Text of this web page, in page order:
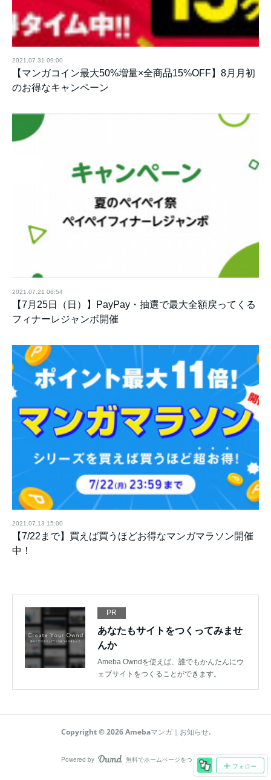
2021.07.31 09:00
【マンガコイン最大50%増量×全商品15%OFF】8月月初
のお得なキャンペーン
2021.07.21 06:54
【7月25日（日）】PayPay・抽選で最大全額戻ってくる
フィナーレジャンボ開催
2021.07.13 15:00
【7/22まで】買えば買うほどお得なマンガマラソン開催
中！
PR
あなたもサイトをつくってみませ
んか
Ameba Owndを使えば、誰でもかんたんにウ
ェブサイトをつくることができます。
フォロー
Copyright ©2026 Amebaマンガ｜お知らせ.
Powered by AmebaOwnd
無料でホームページをつくろう